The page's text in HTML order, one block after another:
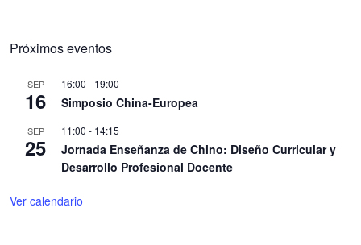
Próximos eventos
SEP
16
16:00 - 19:00
Simposio China-Europea
SEP
25
11:00 - 14:15
Jornada Enseñanza de Chino: Diseño Curricular y
Desarrollo Profesional Docente
Ver calendario